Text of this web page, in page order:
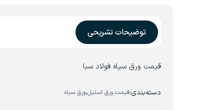
توضیحات تشریحی
قیمت ورق سیاه فولاد سبا
دسته‌بندی:قیمت ورق استیل،ورق سیاه